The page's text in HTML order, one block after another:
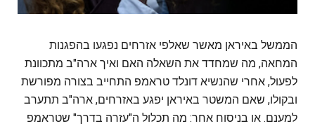
הממשל באיראן מאשר שאלפי אזרחים נפגעו בהפגנות
המחאה, מה שמחדד את השאלה האם ואיך ארה"ב מתכוונת
לפעול, אחרי שהנשיא דונלד טראמפ התחייב בצורה מפורשת
ובקולו, שאם המשטר באיראן יפגע באזרחים, ארה"ב תתערב
למענם. או בניסוח אחר: מה תכלול ה"עזרה בדרך" שטראמפ